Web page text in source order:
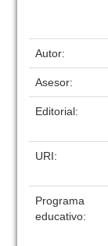
Autor:
Asesor:
Editorial:
URI:
Programa
educativo: